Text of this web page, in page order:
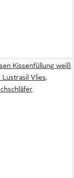
Kissenfüllung weiß
Lustrasil Vlies,